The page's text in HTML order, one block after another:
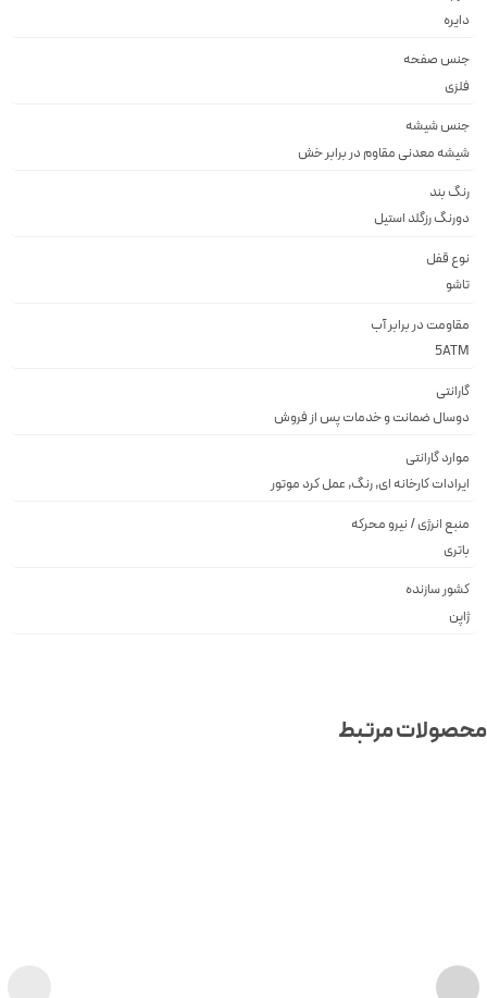
دايره
جنس صفحه
فلزى
جنس شیشه
شيشه معدنى مقاوم در برابر خش
رنگ بند
دورنگ رزگلد استيل
نوع قفل
تاشو
مقاومت در برابر آب
5ATM
گارانتی
دوسال ضمانت و خدمات پس از فروش
موارد گارانتی
ایرادات کارخانه ای, رنگ, عمل کرد موتور
منبع انرژی / نیرو محرکه
باتری
کشور سازنده
ژاپن
مرتبط